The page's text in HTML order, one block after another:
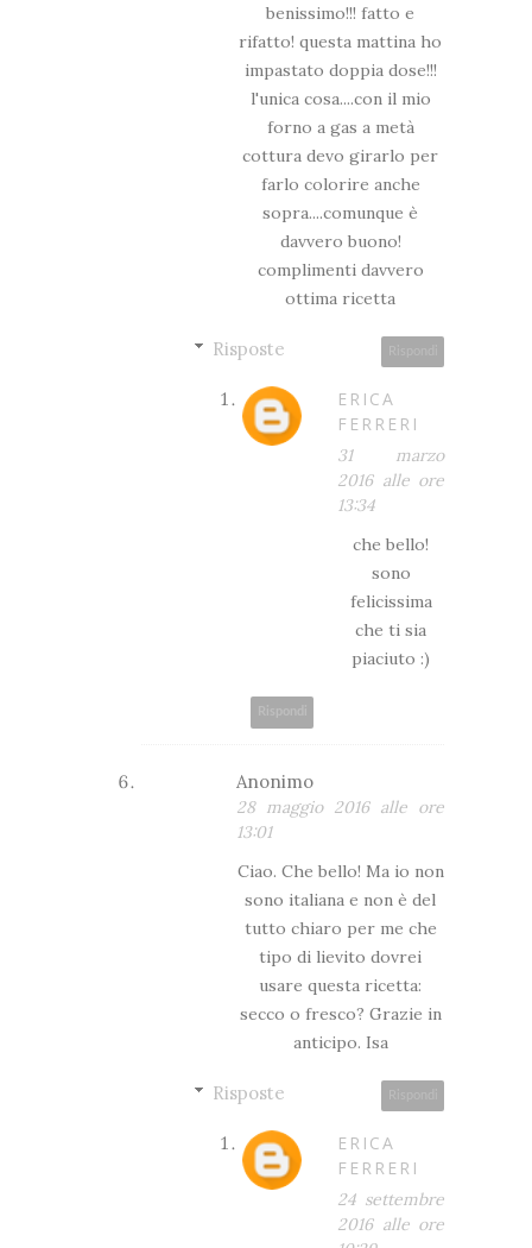
benissimo!!! fatto e
rifatto! questa mattina ho
impastato doppia dose!!!
l'unica cosa....con il mio
forno a gas a metà
cottura devo girarlo per
farlo colorire anche
sopra....comunque è
davvero buono!
complimenti davvero
ottima ricetta
Risposte
ERICA
FERRERI
31 marzo
2016 alle ore
13:34
che bello!
sono
felicissima
che ti sia
piaciuto :)
Anonimo
28 maggio 2016 alle ore
13:01
Ciao. Che bello! Ma io non
sono italiana e non è del
tutto chiaro per me che
tipo di lievito dovrei
usare questa ricetta:
secco o fresco? Grazie in
anticipo. Isa
Risposte
ERICA
FERRERI
24 settembre
2016 alle ore